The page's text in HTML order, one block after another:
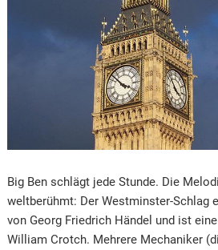
Big Ben schlägt jede Stunde. Die
weltberühmt: Der Westminster-Schlag
von Georg Friedrich Händel und ist
William Crotch. Mehrere Mechaniker